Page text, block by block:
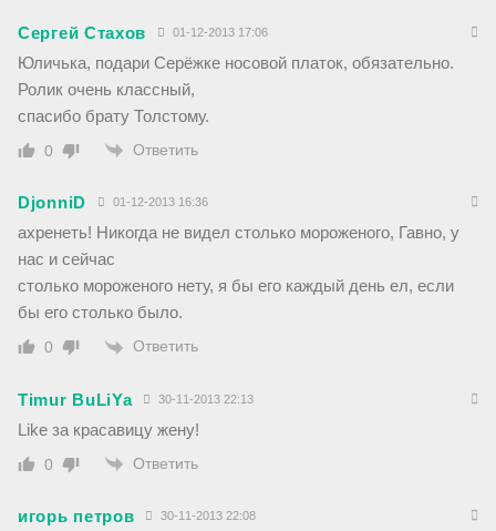
Сергей Стахов 01-12-2013 17:06
Юличька, подари Серёжке носовой платок, обязательно.
Ролик очень классный,
спасибо брату Толстому.
0 Ответить
DjonniD 01-12-2013 16:36
ахренеть! Никогда не видел столько мороженого, Гавно, у
нас и сейчас
столько мороженого нету, я бы его каждый день ел, если
бы его столько было.
0 Ответить
Timur BuLiYa 30-11-2013 22:13
Like за красавицу жену!
0 Ответить
игорь петров 30-11-2013 22:08